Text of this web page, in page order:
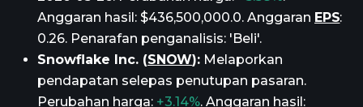
Anggaran hasil: $436,500,000.0. Anggaran EPS:
0.26. Penarafan penganalisis: 'Beli'.
Snowflake Inc. (SNOW): Melaporkan
pendapatan selepas penutupan pasaran.
Perubahan harga: +3.14%. Anggaran hasil: